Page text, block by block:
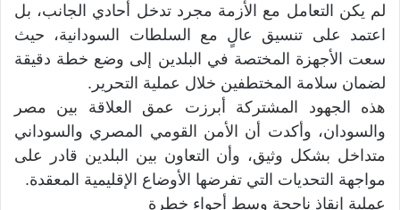
لم يكن التعامل مع الأزمة مجرد تدخل أحادي الجانب، بل
اعتمد على تنسيق عالٍ مع السلطات السودانية، حيث
سعت الأجهزة المختصة في البلدين إلى وضع خطة دقيقة
لضمان سلامة المختطفين خلال عملية التحرير.
هذه الجهود المشتركة أبرزت عمق العلاقة بين مصر
والسودان، وأكدت أن الأمن القومي المصري والسوداني
متداخل بشكل وثيق، وأن التعاون بين البلدين قادر على
مواجهة التحديات التي تفرضها الأوضاع الإقليمية المعقدة.
عملية إنقاذ ناجحة وسط أجواء خطرة